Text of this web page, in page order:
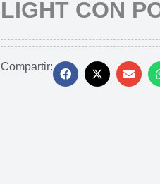
LIGHT CON
Compartir: